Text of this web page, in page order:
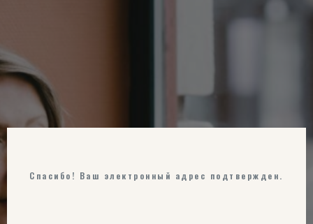
Спасибо! Ваш электронный адрес подтвержден.